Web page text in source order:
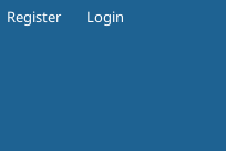
Register Login